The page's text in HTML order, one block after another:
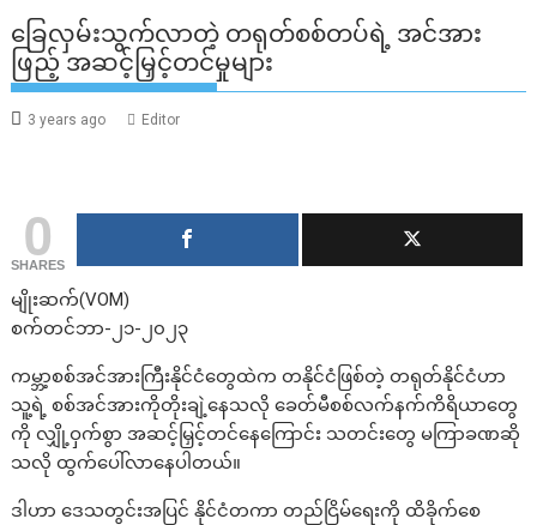
ခြေလှမ်းသွက်လာတဲ့ တရုတ်စစ်တပ်ရဲ့ အင်အား
ဖြည့် အဆင့်မြှင့်တင်မှုများ
3 years ago Editor
0
SHARES
မျိုးဆက်(VOM)
စက်တင်ဘာ-၂၁-၂၀၂၃
ကမ္ဘာ့စစ်အင်အားကြီးနိုင်ငံတွေထဲက တနိုင်ငံဖြစ်တဲ့ တရုတ်နိုင်ငံဟာ
သူ့ရဲ့ စစ်အင်အားကိုတိုးချဲ့နေသလို ခေတ်မီစစ်လက်နက်ကိရိယာတွေ
ကို လျှို့ဝှက်စွာ အဆင့်မြှင့်တင်နေကြောင်း သတင်းတွေ မကြာခဏဆို
သလို ထွက်ပေါ်လာနေပါတယ်။
ဒါဟာ ဒေသတွင်းအပြင် နိုင်ငံတကာ တည်ငြိမ်ရေးကို ထိခိုက်စေ